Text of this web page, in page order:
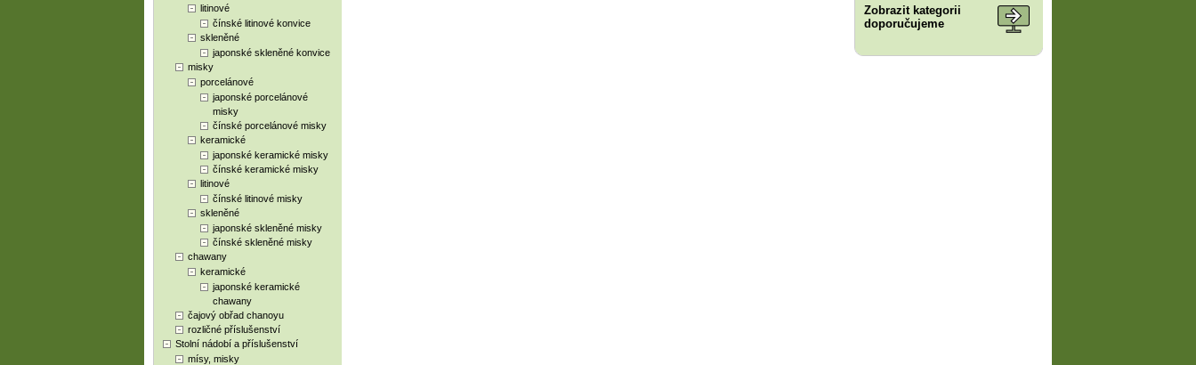
litinové
čínské litinové konvice
skleněné
japonské skleněné konvice
misky
porcelánové
japonské porcelánové
misky
čínské porcelánové misky
keramické
japonské keramické misky
čínské keramické misky
litinové
čínské litinové misky
skleněné
japonské skleněné misky
čínské skleněné misky
chawany
keramické
japonské keramické
chawany
čajový obřad chanoyu
rozličné příslušenství
Stolní nádobí a příslušenství
mísy, misky
Zobrazit kategorii
doporučujeme